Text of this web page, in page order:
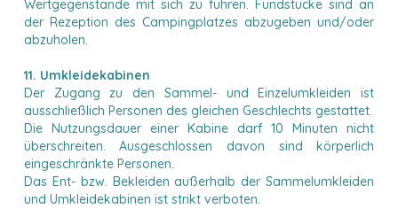
Wertgegenstände mit sich zu führen. Fundstücke sind an
der Rezeption des Campingplatzes abzugeben und/oder
abzuholen.
11. Umkleidekabinen
Der Zugang zu den Sammel- und Einzelumkleiden ist
ausschließlich Personen des gleichen Geschlechts gestattet.
Die Nutzungsdauer einer Kabine darf 10 Minuten nicht
überschreiten. Ausgeschlossen davon sind körperlich
eingeschränkte Personen.
Das Ent- bzw. Bekleiden außerhalb der Sammelumkleiden
und Umkleidekabinen ist strikt verboten.